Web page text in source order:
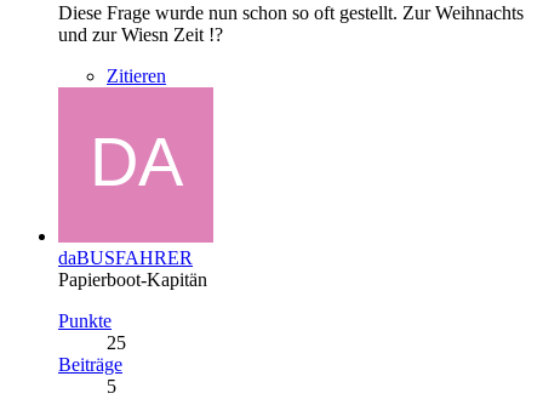
Diese Frage wurde nun schon so oft gestellt. Zur Weihnachts
und zur Wiesn Zeit !?
Zitieren
daBUSFAHRER
Papierboot-Kapitän
Punkte
25
Beiträge
5